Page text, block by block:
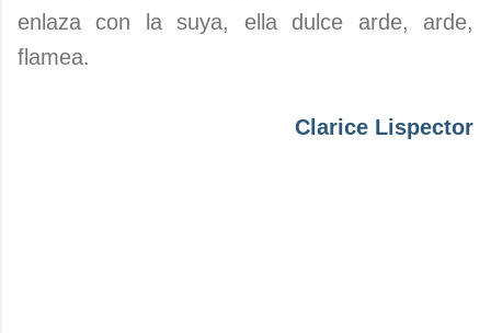
enlaza con la suya, ella dulce arde, arde,
flamea.
Clarice Lispector